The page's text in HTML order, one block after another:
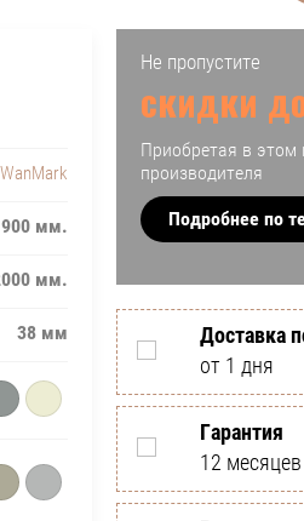
WanMark
900 мм.
мм.
38 мм
Не пропустите
скидки
Приобретая в этом
производителя
Подробнее по
Доставка
от 1 дня
Гарантия
12 месяцев